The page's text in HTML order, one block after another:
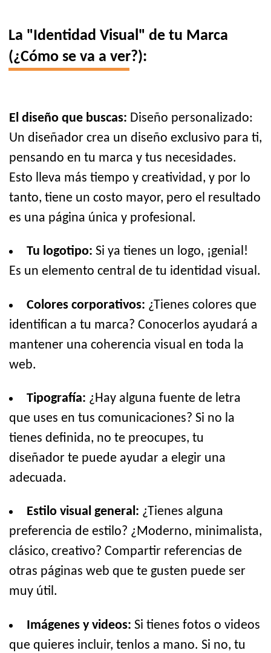
La "Identidad Visual" de tu Marca
(¿Cómo se va a ver?):
El diseño que buscas: Diseño personalizado:
Un diseñador crea un diseño exclusivo para ti,
pensando en tu marca y tus necesidades.
Esto lleva más tiempo y creatividad, y por lo
tanto, tiene un costo mayor, pero el resultado
es una página única y profesional.
Tu logotipo: Si ya tienes un logo, ¡genial!
Es un elemento central de tu identidad visual.
Colores corporativos: ¿Tienes colores que
identifican a tu marca? Conocerlos ayudará a
mantener una coherencia visual en toda la
web.
Tipografía: ¿Hay alguna fuente de letra
que uses en tus comunicaciones? Si no la
tienes definida, no te preocupes, tu
diseñador te puede ayudar a elegir una
adecuada.
Estilo visual general: ¿Tienes alguna
preferencia de estilo? ¿Moderno, minimalista,
clásico, creativo? Compartir referencias de
otras páginas web que te gusten puede ser
muy útil.
Imágenes y videos: Si tienes fotos o videos
que quieres incluir, tenlos a mano. Si no, tu